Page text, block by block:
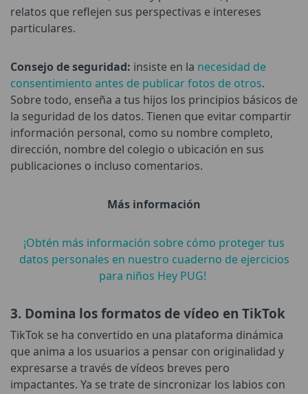
relatos que reflejen sus perspectivas e intereses
particulares.
Consejo de seguridad: insiste en la necesidad de
consentimiento antes de publicar fotos de otros.
Sobre todo, enseña a tus hijos los principios básicos de
la seguridad de los datos. Tienen que evitar compartir
información personal, como su nombre completo,
dirección, nombre del colegio o ubicación en sus
publicaciones o incluso comentarios.
Más información
¡Obtén más información sobre cómo proteger tus
datos personales en nuestro cuaderno de ejercicios
para niños Hey PUG!
3. Domina los formatos de vídeo en TikTok
TikTok se ha convertido en una plataforma dinámica
que anima a los usuarios a pensar con originalidad y
expresarse a través de vídeos breves pero
impactantes. Ya se trate de sincronizar los labios con